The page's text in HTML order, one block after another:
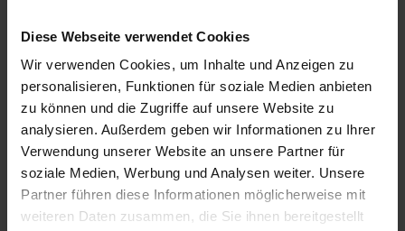
Diese Webseite verwendet Cookies
Wir verwenden Cookies, um Inhalte und Anzeigen zu
personalisieren, Funktionen für soziale Medien anbieten
zu können und die Zugriffe auf unsere Website zu
analysieren. Außerdem geben wir Informationen zu Ihrer
Verwendung unserer Website an unsere Partner für
soziale Medien, Werbung und Analysen weiter. Unsere
Partner führen diese Informationen möglicherweise mit
weiteren Daten zusammen, die Sie ihnen bereitgestellt
1
ISBN
978-3-495-47818-9
Subtitle
Kritische Untersuchungen zum Selbstverständnis
der transzendentalen Phänomenologie Edmund
Husserls